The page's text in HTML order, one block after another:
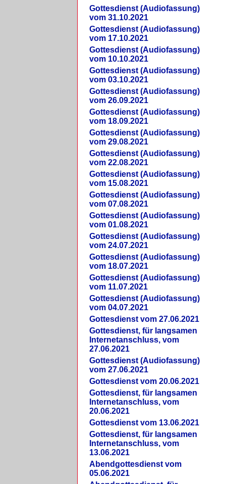
Gottesdienst (Audiofassung)
vom 31.10.2021
Gottesdienst (Audiofassung)
vom 17.10.2021
Gottesdienst (Audiofassung)
vom 10.10.2021
Gottesdienst (Audiofassung)
vom 03.10.2021
Gottesdienst (Audiofassung)
vom 26.09.2021
Gottesdienst (Audiofassung)
vom 18.09.2021
Gottesdienst (Audiofassung)
vom 29.08.2021
Gottesdienst (Audiofassung)
vom 22.08.2021
Gottesdienst (Audiofassung)
vom 15.08.2021
Gottesdienst (Audiofassung)
vom 07.08.2021
Gottesdienst (Audiofassung)
vom 01.08.2021
Gottesdienst (Audiofassung)
vom 24.07.2021
Gottesdienst (Audiofassung)
vom 18.07.2021
Gottesdienst (Audiofassung)
vom 11.07.2021
Gottesdienst (Audiofassung)
vom 04.07.2021
Gottesdienst vom 27.06.2021
Gottesdienst, für langsamen
Internetanschluss, vom
27.06.2021
Gottesdienst (Audiofassung)
vom 27.06.2021
Gottesdienst vom 20.06.2021
Gottesdienst, für langsamen
Internetanschluss, vom
20.06.2021
Gottesdienst vom 13.06.2021
Gottesdienst, für langsamen
Internetanschluss, vom
13.06.2021
Abendgottesdienst vom
05.06.2021